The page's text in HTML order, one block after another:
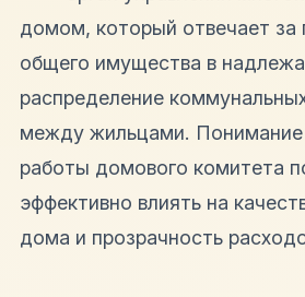
домом, который отвечает
общего имущества в
распределение
между жильцами. Понимание
работы домового комитета
эффективно влиять на
дома и прозрачность